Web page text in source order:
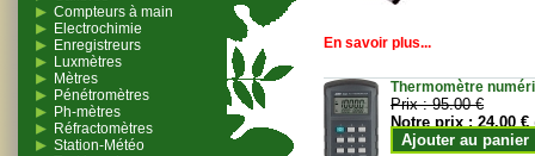
Compteurs à main
Electrochimie
Enregistreurs
Luxmètres
Mètres
Pénétromètres
Ph-mètres
Réfractomètres
Station-Météo
En savoir plus...
Thermomètre
Prix :95.00 €
Notre prix :24.00 €
Ajouter au panier